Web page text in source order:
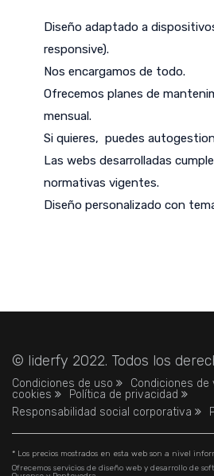
Diseño adaptado a
responsive).
Nos encargamos de todo.
Ofrecemos planes de
mensual.
Si quieres, puedes
Las webs desarrolladas
normativas vigentes.
Diseño personalizado con
© liderfy 2022. Todos los
Condiciones de uso Condiciones de
cookies
Política de privacidad
Responsabilidad social corporativa
* Los precios mostrados en esta web son a nivel
Ofrecemos servicios de diseño web y desarrollo de